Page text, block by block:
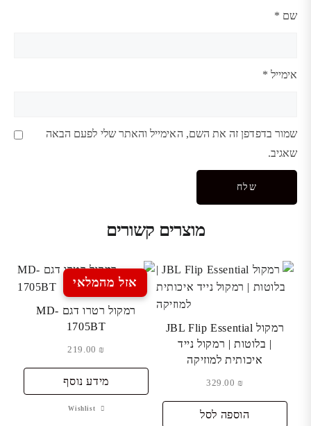
שם *
אימייל *
שמור בדפדפן זה את השם, האימייל והאתר שלי לפעם הבאה
שאגיב.
מוצרים קשורים
רמקול JBL Flip Essential
| בלוטות | רמקול נייד
איכותית למוזיקה
₪
הוספה לסל
אזל מהמלאי
רמקול רטרו דגם MD-
1705BT
₪
מידע נוסף
Wishlist